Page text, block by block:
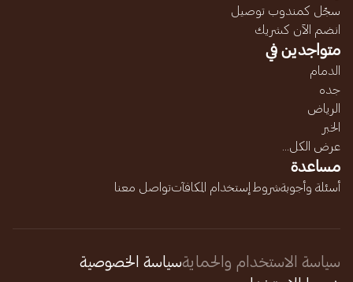
سجّل كمندوب توصيل
انضم الآن كشريك
متواجدين في
الدمام
جده
الرياض
الخبر
عرض الكل...
مساعدة
أسئلة وأجوبةشروط إستخدام المكافآتتواصل معنا
سياسة الاستخدام والحمايةسياسة الخصوصية